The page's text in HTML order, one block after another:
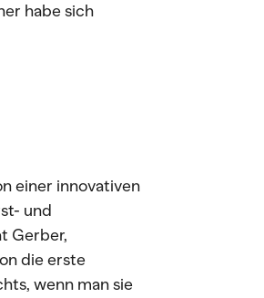
habe sich
einer innovativen
und
Gerber,
die erste
wenn man sie